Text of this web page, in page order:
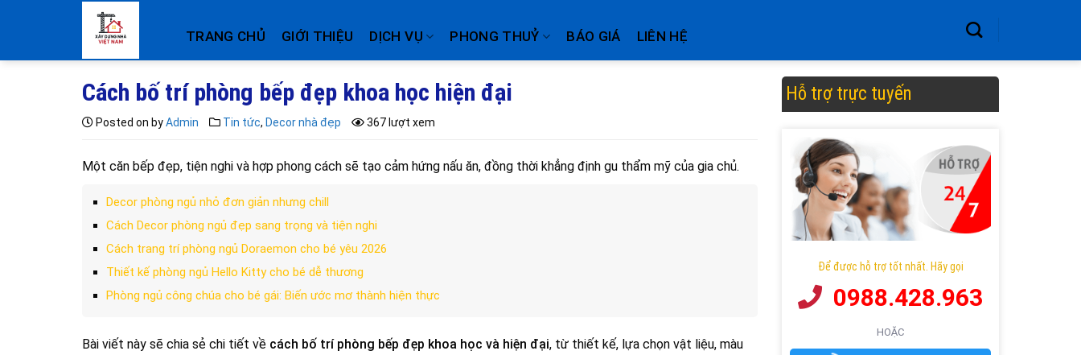
TRANG CHỦ GIỚI THIỆU DỊCH VỤ PHONG THUỶ BÁO GIÁ LIÊN HỆ
Cách bố trí phòng bếp đẹp khoa học hiện đại
Posted on byAdmin Tin tức, Decor nhà đẹp 367 lượt xem
Một căn bếp đẹp, tiện nghi và hợp phong cách sẽ tạo cảm hứng nấu ăn, đồng thời khẳng định gu thẩm mỹ của gia chủ.
Decor phòng ngủ nhỏ đơn giản nhưng chill
Cách Decor phòng ngủ đẹp sang trọng và tiện nghi
Cách trang trí phòng ngủ Doraemon cho bé yêu 2026
Thiết kế phòng ngủ Hello Kitty cho bé dễ thương
Phòng ngủ công chúa cho bé gái: Biến ước mơ thành hiện thực
Bài viết này sẽ chia sẻ chi tiết về cách bố trí phòng bếp đẹp khoa học và hiện đại, từ thiết kế, lựa chọn vật liệu, màu
Hỗ trợ trực tuyến
Để được hỗ trợ tốt nhất. Hãy gọi
0988.428.963
HOẶC